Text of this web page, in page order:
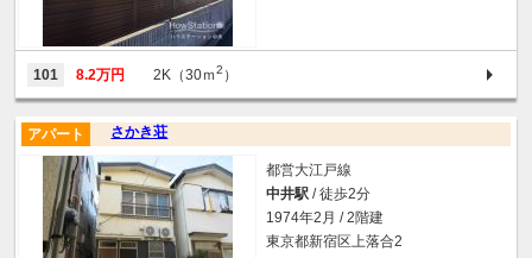
101 8.2万円 2K（30ｍ2 ）
さかき荘
アパート
都営大江戸線
中井駅 / 徒歩2分
1974年2月 / 2階建
東京都新宿区上落合2